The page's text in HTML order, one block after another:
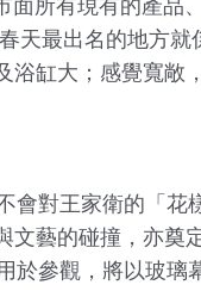
所有現有的產品
天最出名的地方
缸大；感覺寬敞
會對王家衛的「花
藝的碰撞，亦奠
參觀，將以玻璃